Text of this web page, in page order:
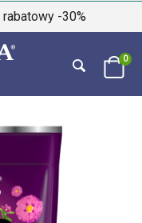
-30%
0